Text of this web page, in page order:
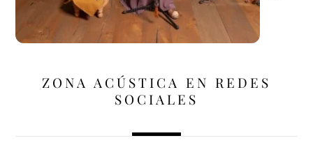
ZONA ACÚSTICA EN REDES
SOCIALES